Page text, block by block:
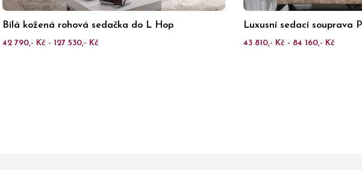
Bílá kožená rohová sedačka do L Hop
42 790,- Kč - 127 530,- Kč
Luxusní sedací souprava
43 810,- Kč - 84 160,- Kč